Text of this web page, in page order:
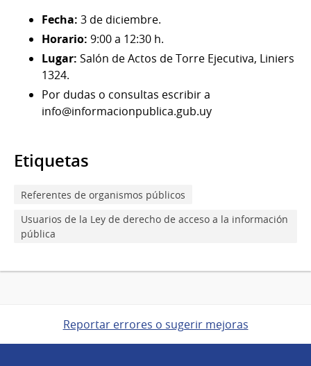
Fecha: 3 de diciembre.
Horario: 9:00 a 12:30 h.
Lugar: Salón de Actos de Torre Ejecutiva, Liniers
1324.
Por dudas o consultas escribir a
info@informacionpublica.gub.uy
Etiquetas
Referentes de organismos públicos
Usuarios de la Ley de derecho de acceso a la información
pública
Reportar errores o sugerir mejoras